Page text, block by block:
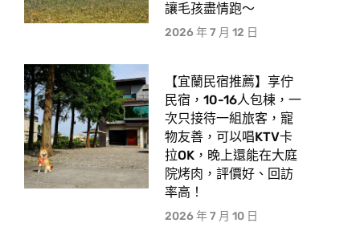
讓毛孩盡情跑〜
2026 年 7 月 12 日
【宜蘭民宿推薦】享佇
民宿，10-16人包棟，一
次只接待一組旅客，寵
物友善，可以唱KTV卡
拉OK，晚上還能在大庭
院烤肉，評價好、回訪
率高！
2026 年 7 月 10 日